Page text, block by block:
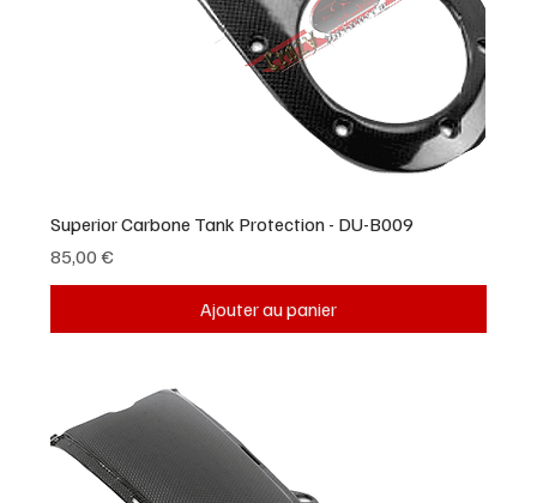
Superior Carbone Tank Protection - DU-B009
Prix
85,00 €
Ajouter au panier